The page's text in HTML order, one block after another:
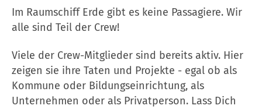
Im Raumschiff Erde gibt es keine Passagiere. Wir
alle sind Teil der Crew!
Viele der Crew-Mitglieder sind bereits aktiv. Hier
zeigen sie ihre Taten und Projekte - egal ob als
Kommune oder Bildungseinrichtung, als
Unternehmen oder als Privatperson. Lass Dich